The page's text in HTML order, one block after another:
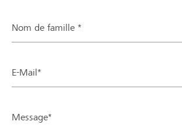
Nom de famille *
E-Mail*
Message*